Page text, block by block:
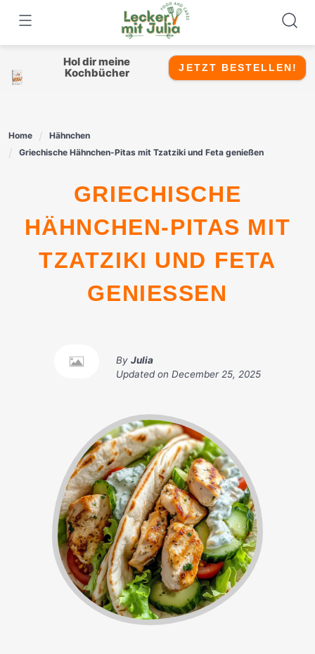
content
Hol dir meine
Kochbücher
JETZT BESTELLEN!
Home
Hähnchen
Griechische Hähnchen-Pitas mit Tzatziki und Feta genießen
GRIECHISCHE
HÄHNCHEN-PITAS MIT
TZATZIKI UND FETA
GENIESSEN
By Julia
Updated on December 25, 2025